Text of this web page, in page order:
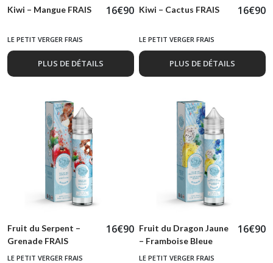
Kiwi – Mangue FRAIS 16€90
LE PETIT VERGER FRAIS
PLUS DE DÉTAILS
Kiwi – Cactus FRAIS 16€90
LE PETIT VERGER FRAIS
PLUS DE DÉTAILS
Fruit du Serpent –
Grenade FRAIS
16€90
LE PETIT VERGER FRAIS
Fruit du Dragon Jaune
– Framboise Bleue
FRAIS
16€90
LE PETIT VERGER FRAIS